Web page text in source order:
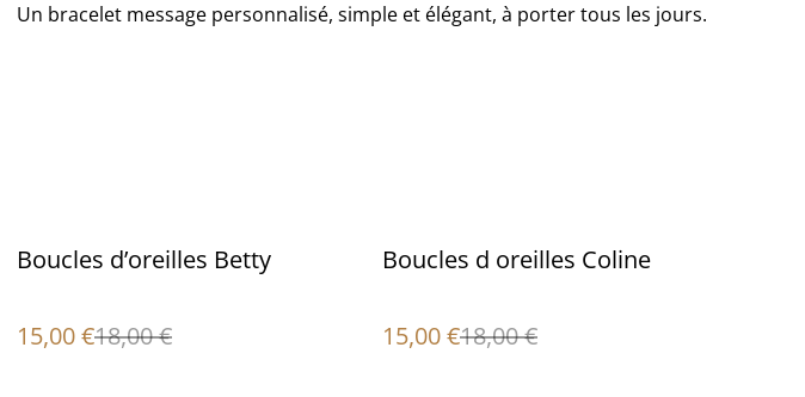
Un bracelet message personnalisé, simple et élégant, à porter tous les jours.
%
Boucles d’oreilles Betty
15,00 €18,00 €
%
Boucles d oreilles Coline
15,00 €18,00 €